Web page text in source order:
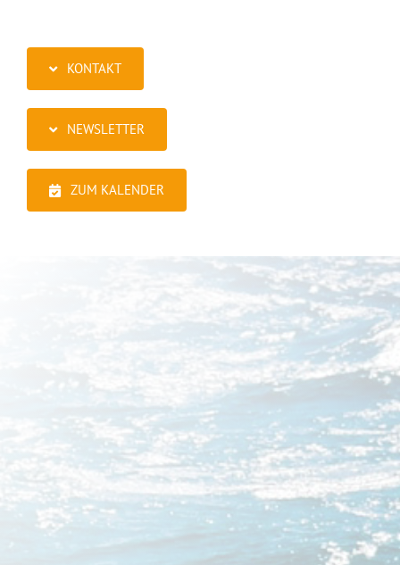
KONTAKT
NEWSLETTER
ZUM KALENDER